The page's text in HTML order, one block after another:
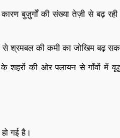
बुज़ुर्गों की संख्या तेज़ी से बढ़
से श्रमबल की कमी का जोखिम बढ़
शहरों की ओर पलायन से गाँवों में
हो गई है।